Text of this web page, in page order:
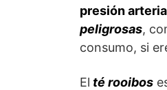
presión
peligrosas,
consumo, si
El té rooibos